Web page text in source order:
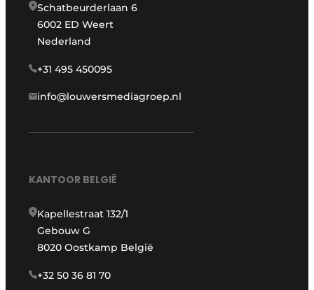
Schatbeurderlaan 6
6002 ED Weert
Nederland
+31 495 450095
info@louwersmediagroep.nl
KANTOOR BELGIË
Kapellestraat 132/1
Gebouw G
8020 Oostkamp België
+32 50 36 81 70